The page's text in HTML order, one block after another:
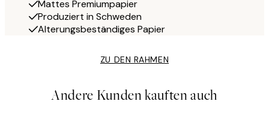
Mattes Premiumpapier
Produziert in Schweden
Alterungsbeständiges Papier
ZU DEN RAHMEN
Andere Kunden kauften auch